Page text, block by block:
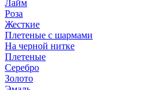
Лайм
Роза
Жесткие
Плетеные с шармами
На черной нитке
Плетеные
Серебро
Золото